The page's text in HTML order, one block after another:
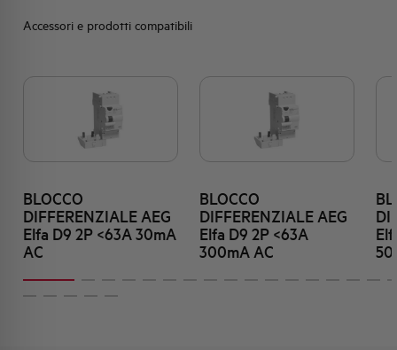
Accessori e prodotti compatibili
BLOCCO
DIFFERENZIALE AEG
Elfa D9 2P <63A 30mA
AC
BLOCCO
DIFFERENZIALE AEG
Elfa D9 2P <63A
300mA AC